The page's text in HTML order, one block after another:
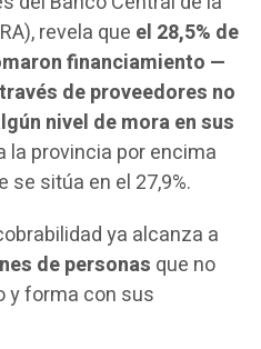
revela que el 28,5% de
financiamiento —
de proveedores no
nivel de mora en sus
la provincia por encima
se sitúa en el 27,9%.
ya alcanza a
de personas que no
y forma con sus